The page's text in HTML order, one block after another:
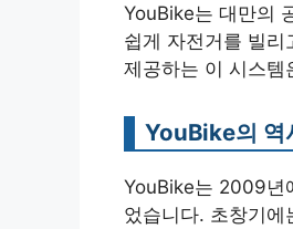
YouBike는 대만의
쉽게 자전거를 빌
제공하는 이 시스템
YouBike의 역
YouBike는 2009년
었습니다. 초창기